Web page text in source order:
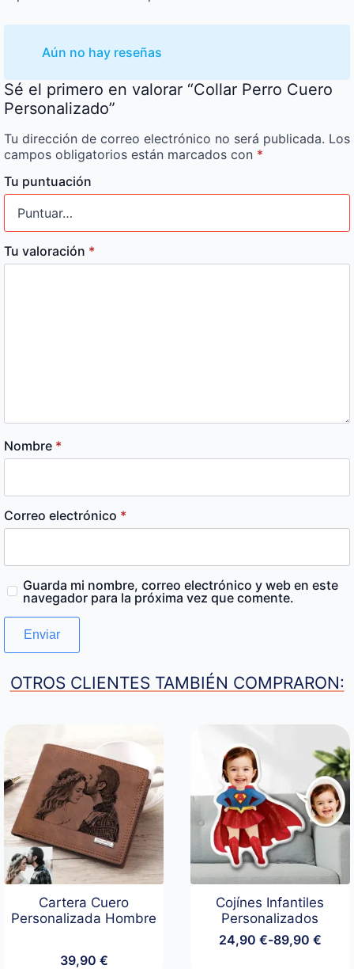
Aún no hay reseñas
Sé el primero en valorar “Collar Perro Cuero
Personalizado”
Tu dirección de correo electrónico no será publicada. Los
campos obligatorios están marcados con *
Tu puntuación
Tu valoración *
Nombre *
Correo electrónico *
Guarda mi nombre, correo electrónico y web en este
navegador para la próxima vez que comente.
OTROS CLIENTES TAMBIÉN COMPRARON:
Cartera Cuero
Personalizada Hombre
39,90 €
Cojínes Infantiles
Personalizados
24,90 €-89,90 €
Rango